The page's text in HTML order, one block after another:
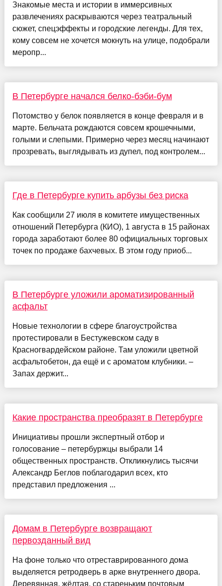
Знакомые места и истории в иммерсивных
развлечениях раскрываются через театральный
сюжет, спецэффекты и городские легенды. Для тех,
кому совсем не хочется мокнуть на улице, подобрали
меропр...
В Петербурге начался белко-бэби-бум
Потомство у белок появляется в конце февраля и в
марте. Бельчата рождаются совсем крошечными,
голыми и слепыми. Примерно через месяц начинают
прозревать, выглядывать из дупел, под контролем...
Где в Петербурге купить арбузы без риска
Как сообщили 27 июля в комитете имущественных
отношений Петербурга (КИО), 1 августа в 15 районах
города заработают более 80 официальных торговых
точек по продаже бахчевых. В этом году приоб...
В Петербурге уложили ароматизированный
асфальт
Новые технологии в сфере благоустройства
протестировали в Бестужевском саду в
Красногвардейском районе. Там уложили цветной
асфальтобетон, да ещё и с ароматом клубники. –
Запах держит...
Какие пространства преобразят в Петербурге
Инициативы прошли экспертный отбор и
голосование – петербуржцы выбрали 14
общественных пространств. Откликнулись тысячи
Александр Беглов поблагодарил всех, кто
представил предложения ...
Домам в Петербурге возвращают
первозданный вид
На фоне только что отреставрированного дома
выделяется ретродверь в арке внутреннего двора.
Деревянная, жёлтая, со стареньким почтовым